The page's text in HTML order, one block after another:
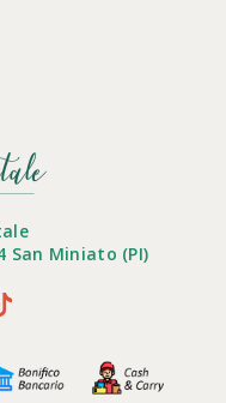
San Miniato (PI)